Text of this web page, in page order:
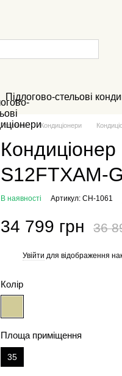
Підлогово-стельові
Головна Кондиціонери
S12FTXAM-
В наявності Артикул: CH-1061
34 799 грн 36
Увійти для відображення
Колір
Площа приміщення
35